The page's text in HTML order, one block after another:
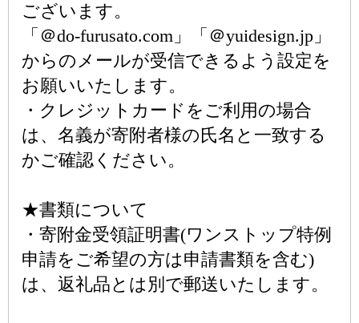
ございます。
「＠do-furusato.com」「＠yuidesign.jp」
からのメールが受信できるよう設定を
お願いいたします。
・クレジットカードをご利用の場合
は、名義が寄附者様の氏名と一致する
かご確認ください。
★書類について
・寄附金受領証明書(ワンストップ特例
申請をご希望の方は申請書類を含む)
は、返礼品とは別で郵送いたします。